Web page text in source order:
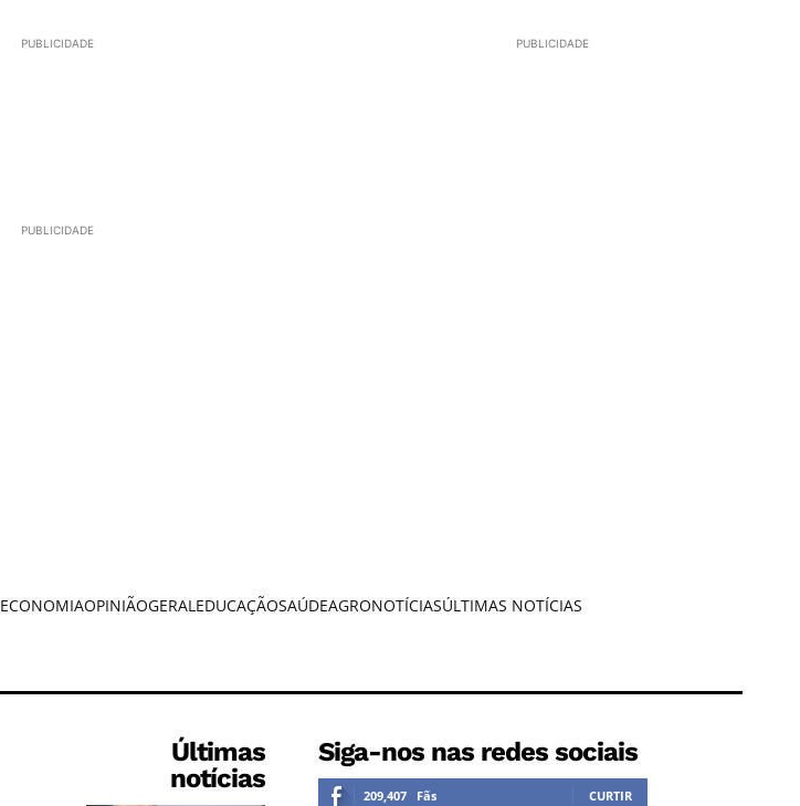
PUBLICIDADE PUBLICIDADE
PUBLICIDADE
ECONOMIAOPINIÃOGERALEDUCAÇÃOSAÚDEAGRONOTÍCIASÚLTIMAS NOTÍCIAS
Últimas
notícias
Siga-nos nas redes sociais
209,407 Fãs CURTIR